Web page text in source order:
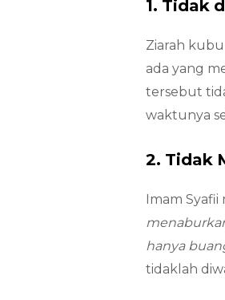
1. Tidak
Ziarah
ada yang
tersebut
waktunya
2. Tidak
Imam Syafii
hanya
tidaklah